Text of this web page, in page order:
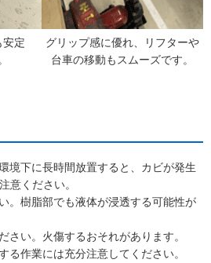
安定
グリップ感に優れ、リフターや
台車の移動もスムーズです。
境下に長時間放置すると、カビが発生
意ください。
。樹脂部でも液体が浸透する可能性が
い。火傷するおそれがあります。
作業には充分注意してください。